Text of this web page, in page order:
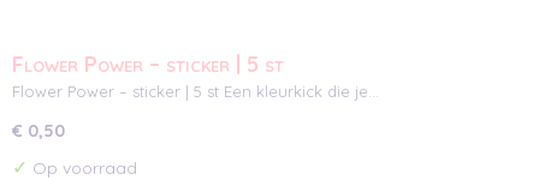
Flower Power – sticker | 5 st
Flower Power – sticker | 5 st Een kleurkick die je…
€ 0,50
✓ Op voorraad